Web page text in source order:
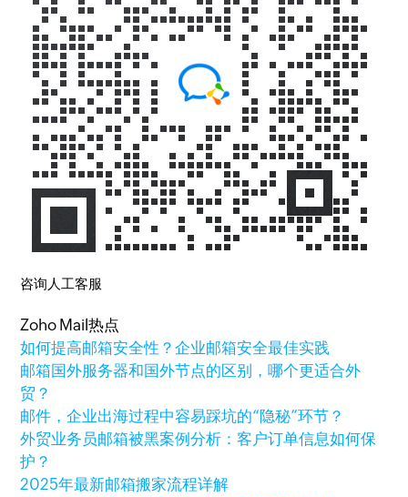
咨询人工客服
Zoho Mail热点
如何提高邮箱安全性？企业邮箱安全最佳实践
邮箱国外服务器和国外节点的区别，哪个更适合外
贸？
邮件，企业出海过程中容易踩坑的“隐秘”环节？
外贸业务员邮箱被黑案例分析：客户订单信息如何保
护？
2025年最新邮箱搬家流程详解